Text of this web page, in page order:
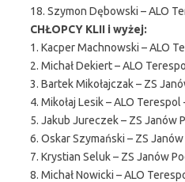
18. Szymon Dębowski – ALO
CHŁOPCY KLII i wyżej:
1. Kacper Machnowski – ALO
2. Michał Dekiert – ALO
3. Bartek Mikołajczak – ZS
4. Mikołaj Lesik – ALO Terespol
5. Jakub Jureczek – ZS Janów
6. Oskar Szymański – ZS
7. Krystian Seluk – ZS Janów
8. Michał Nowicki – ALO